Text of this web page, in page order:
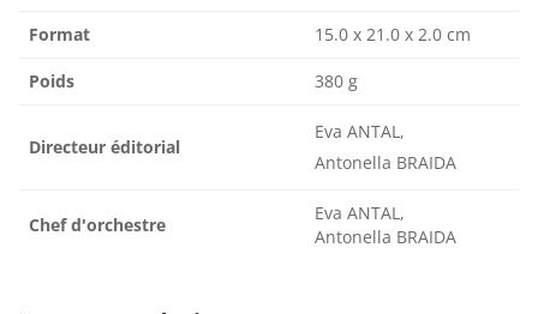
Format 15.0 x 21.0 x 2.0 cm
Poids 380 g
Directeur éditorial
Eva ANTAL,
Antonella BRAIDA
Chef d'orchestre
Eva ANTAL,
Antonella BRAIDA